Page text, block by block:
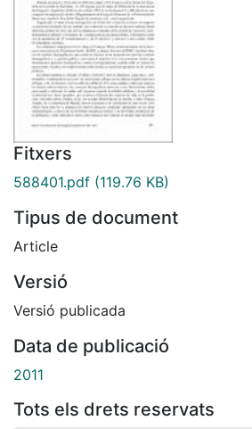
Fitxers
588401.pdf (119.76 KB)
Tipus de document
Article
Versió
Versió publicada
Data de publicació
2011
Tots els drets reservats